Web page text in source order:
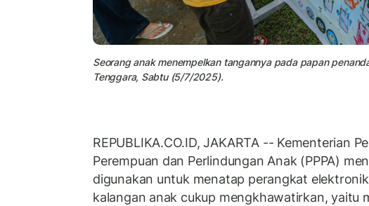
Seorang anak menempelkan tangannya pada papan
Tenggara, Sabtu (5/7/2025).
REPUBLIKA.CO.ID, JAKARTA -- Kementerian
Perempuan dan Perlindungan Anak (PPPA)
digunakan untuk menatap perangkat
kalangan anak cukup mengkhawatirkan, yaitu